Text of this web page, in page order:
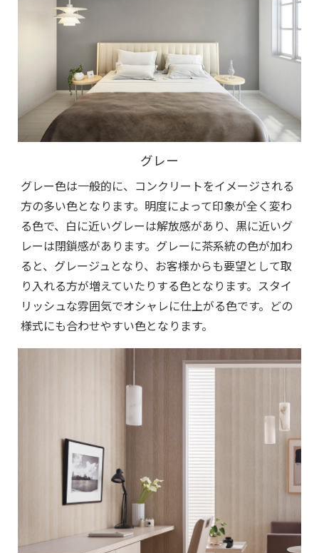
グレー
グレー色は一般的に、コンクリートをイメージされる
方の多い色となります。明度によって印象が全く変わ
る色で、白に近いグレーは解放感があり、黒に近いグ
レーは閉鎖感があります。グレーに茶系統の色が加わ
ると、グレージュとなり、お客様からも要望として取
り入れる方が増えていたりする色となります。スタイ
リッシュな雰囲気でオシャレに仕上がる色です。どの
様式にも合わせやすい色となります。